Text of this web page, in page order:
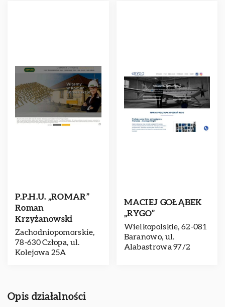
P.P.H.U. „ROMAR”
Roman
Krzyżanowski
Zachodniopomorskie,
78-630 Człopa, ul.
Kolejowa 25A
MACIEJ GOŁĄBEK
„RYGO”
Wielkopolskie, 62-081
Baranowo, ul.
Alabastrowa 97/2
Opis działalności